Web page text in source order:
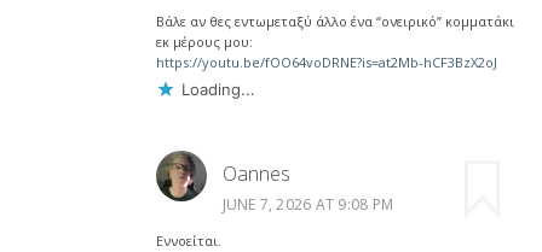
Βάλε αν θες εντωμεταξύ άλλο ένα “ονειρικό” κομματάκι
εκ μέρους μου:
https://youtu.be/fOO64voDRNE?is=at2Mb-hCF3BzX2oJ
Loading...
Oannes
JUNE 7, 2026 AT 9:08 PM
Εννοείται.